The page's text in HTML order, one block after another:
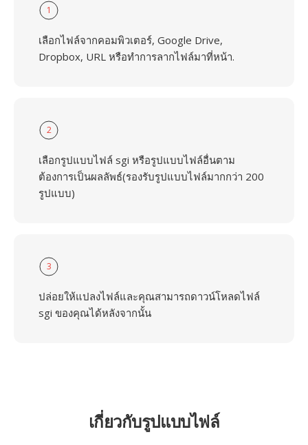
1
เลือกไฟล์จากคอมพิวเตอร์, Google Drive,
Dropbox, URL หรือทำการลากไฟล์มาที่หน้า.
2
เลือกรูปแบบไฟล์ sgi หรือรูปแบบไฟล์อื่นตาม
ต้องการเป็นผลลัพธ์(รองรับรูปแบบไฟล์มากกว่า 200
รูปแบบ)
3
ปล่อยให้แปลงไฟล์และคุณสามารถดาวน์โหลดไฟล์
sgi ของคุณได้หลังจากนั้น
เกี่ยวกับรูปแบบไฟล์